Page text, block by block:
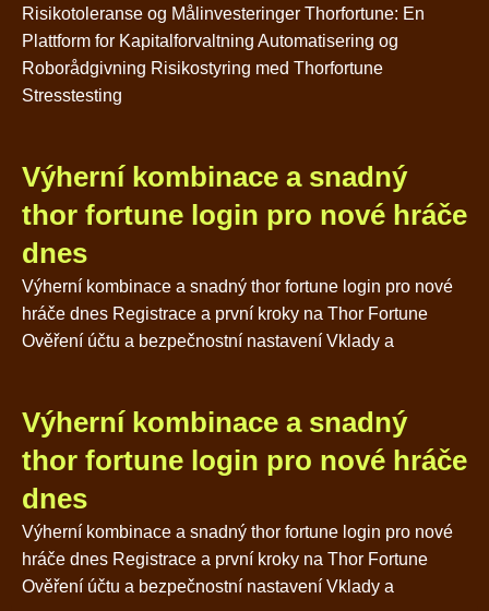
Risikotoleranse og Målinvesteringer Thorfortune: En
Plattform for Kapitalforvaltning Automatisering og
Roborådgivning Risikostyring med Thorfortune
Stresstesting
Výherní kombinace a snadný
thor fortune login pro nové hráče
dnes
Výherní kombinace a snadný thor fortune login pro nové
hráče dnes Registrace a první kroky na Thor Fortune
Ověření účtu a bezpečnostní nastavení Vklady a
Výherní kombinace a snadný
thor fortune login pro nové hráče
dnes
Výherní kombinace a snadný thor fortune login pro nové
hráče dnes Registrace a první kroky na Thor Fortune
Ověření účtu a bezpečnostní nastavení Vklady a